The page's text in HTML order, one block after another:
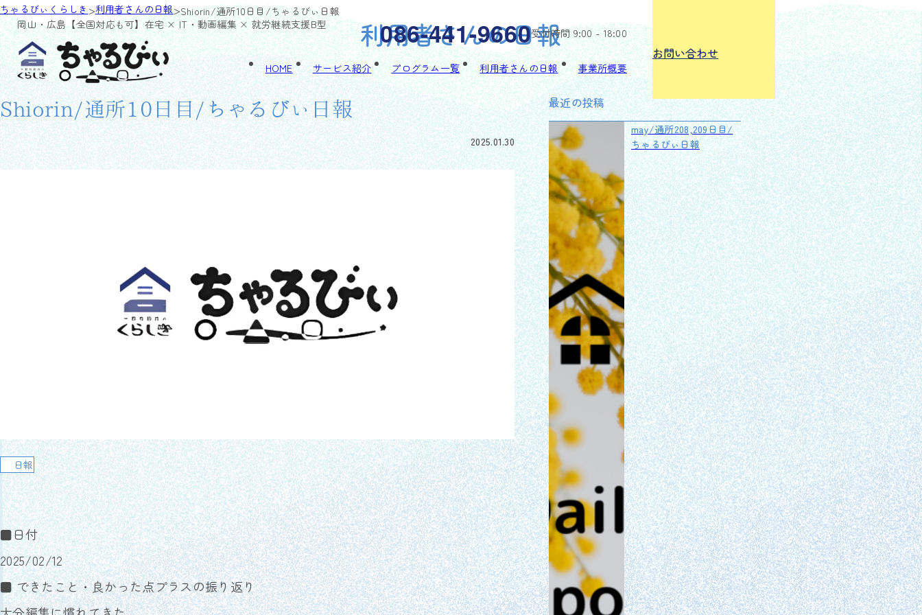
岡山・広島【全国対応も可】在宅 × IT・動画編集 × 就労継続支援B型 086-441-9660受付時間 9:00 - 18:00
HOME サービス紹介 プログラム一覧 利用者さんの日報 事業所概要
お問い合わせ
ちゃるびぃくらしき>利用者さんの日報>Shiorin/通所10日目/ちゃるびぃ日報
利用者さんの日報
Shiorin/通所10日目/ちゃるびぃ日報
2025.01.30
日報
■日付
2025/02/12
■ できたこと・良かった点プラスの振り返り
最近の投稿
may/通所208,209日目/
ちゃるびぃ日報